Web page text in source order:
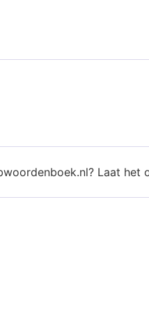
Laat het